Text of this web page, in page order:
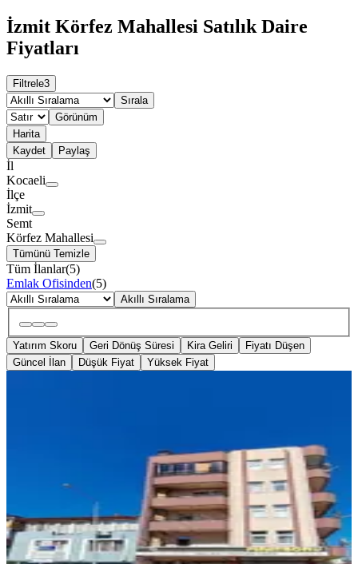
İzmit Körfez Mahallesi Satılık Daire
Fiyatları
Filtrele3
Sırala
Görünüm
Harita
Kaydet
Paylaş
İl
Kocaeli
İlçe
İzmit
Semt
Körfez Mahallesi
Tümünü Temizle
Tüm İlanlar(5)
Emlak Ofisinden(5)
Akıllı Sıralama
Yatırım Skoru Geri Dönüş Süresi Kira Geliri
Fiyatı Düşen
Güncel İlan
Düşük Fiyat Yüksek Fiyat
170 m²·3. Kat·05.08.2026
3.150.000 ₺